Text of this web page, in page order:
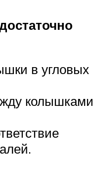
в угловых
колышками